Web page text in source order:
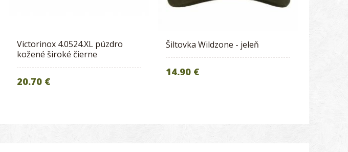
Victorinox 4.0524.XL púzdro
kožené široké čierne
20.70 €
Šiltovka Wildzone - jeleň
14.90 €